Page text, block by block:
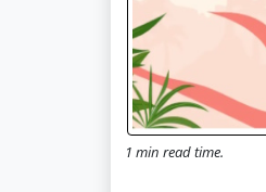
1 min read time.